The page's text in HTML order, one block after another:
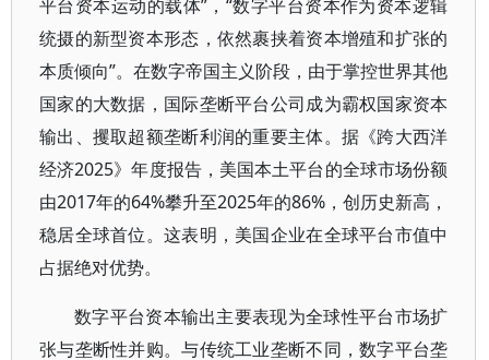
平台资本运动的载体”，“数字平台资本作为资本逻辑
统摄的新型资本形态，依然裹挟着资本增殖和扩张的
本质倾向”。在数字帝国主义阶段，由于掌控世界其他
国家的大数据，国际垄断平台公司成为霸权国家资本
输出、攫取超额垄断利润的重要主体。据《跨大西洋
经济2025》年度报告，美国本土平台的全球市场份额
由2017年的64%攀升至2025年的86%，创历史新高，
稳居全球首位。这表明，美国企业在全球平台市值中
占据绝对优势。
数字平台资本输出主要表现为全球性平台市场扩
张与垄断性并购。与传统工业垄断不同，数字平台垄